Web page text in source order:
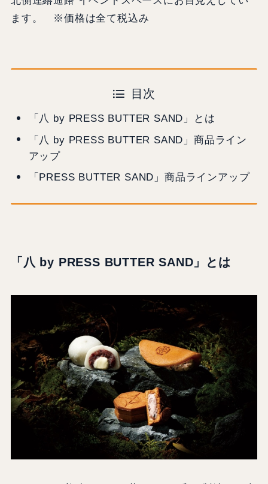
ます。 ※価格は全て税込み
目次
「八 by PRESS BUTTER SAND」とは
「八 by PRESS BUTTER SAND」商品ライン
アップ
​「PRESS BUTTER SAND」商品ラインアップ
「八 by PRESS BUTTER SAND」とは